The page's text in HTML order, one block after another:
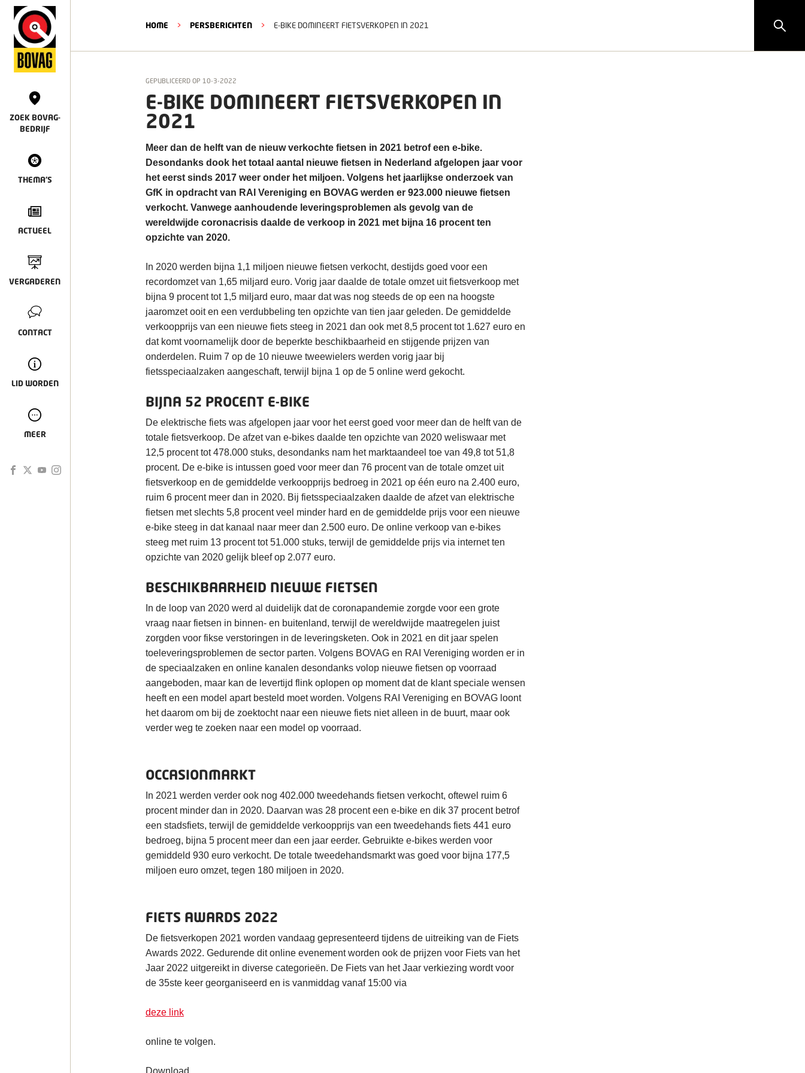
ZOEK BOVAG-
BEDRIJF
THEMA'S
ACTUEEL
VERGADEREN
CONTACT
LID WORDEN
MEER
HOME > PERSBERICHTEN > E-BIKE DOMINEERT FIETSVERKOPEN IN 2021
GEPUBLICEERD OP 10-3-2022
E-BIKE DOMINEERT FIETSVERKOPEN IN
2021
Meer dan de helft van de nieuw verkochte fietsen in 2021 betrof een e-bike.
Desondanks dook het totaal aantal nieuwe fietsen in Nederland afgelopen jaar voor
het eerst sinds 2017 weer onder het miljoen. Volgens het jaarlijkse onderzoek van
GfK in opdracht van RAI Vereniging en BOVAG werden er 923.000 nieuwe fietsen
verkocht. Vanwege aanhoudende leveringsproblemen als gevolg van de
wereldwijde coronacrisis daalde de verkoop in 2021 met bijna 16 procent ten
opzichte van 2020.
In 2020 werden bijna 1,1 miljoen nieuwe fietsen verkocht, destijds goed voor een
recordomzet van 1,65 miljard euro. Vorig jaar daalde de totale omzet uit fietsverkoop met
bijna 9 procent tot 1,5 miljard euro, maar dat was nog steeds de op een na hoogste
jaaromzet ooit en een verdubbeling ten opzichte van tien jaar geleden. De gemiddelde
verkoopprijs van een nieuwe fiets steeg in 2021 dan ook met 8,5 procent tot 1.627 euro en
dat komt voornamelijk door de beperkte beschikbaarheid en stijgende prijzen van
onderdelen. Ruim 7 op de 10 nieuwe tweewielers werden vorig jaar bij
fietsspeciaalzaken aangeschaft, terwijl bijna 1 op de 5 online werd gekocht.
BIJNA 52 PROCENT E-BIKE
De elektrische fiets was afgelopen jaar voor het eerst goed voor meer dan de helft van de
totale fietsverkoop. De afzet van e-bikes daalde ten opzichte van 2020 weliswaar met
12,5 procent tot 478.000 stuks, desondanks nam het marktaandeel toe van 49,8 tot 51,8
procent. De e-bike is intussen goed voor meer dan 76 procent van de totale omzet uit
fietsverkoop en de gemiddelde verkoopprijs bedroeg in 2021 op één euro na 2.400 euro,
ruim 6 procent meer dan in 2020. Bij fietsspeciaalzaken daalde de afzet van elektrische
fietsen met slechts 5,8 procent veel minder hard en de gemiddelde prijs voor een nieuwe
e-bike steeg in dat kanaal naar meer dan 2.500 euro. De online verkoop van e-bikes
steeg met ruim 13 procent tot 51.000 stuks, terwijl de gemiddelde prijs via internet ten
opzichte van 2020 gelijk bleef op 2.077 euro.
BESCHIKBAARHEID NIEUWE FIETSEN
In de loop van 2020 werd al duidelijk dat de coronapandemie zorgde voor een grote
vraag naar fietsen in binnen- en buitenland, terwijl de wereldwijde maatregelen juist
zorgden voor fikse verstoringen in de leveringsketen. Ook in 2021 en dit jaar spelen
toeleveringsproblemen de sector parten. Volgens BOVAG en RAI Vereniging worden er in
de speciaalzaken en online kanalen desondanks volop nieuwe fietsen op voorraad
aangeboden, maar kan de levertijd flink oplopen op moment dat de klant speciale wensen
heeft en een model apart besteld moet worden. Volgens RAI Vereniging en BOVAG loont
het daarom om bij de zoektocht naar een nieuwe fiets niet alleen in de buurt, maar ook
verder weg te zoeken naar een model op voorraad.
OCCASIONMARKT
In 2021 werden verder ook nog 402.000 tweedehands fietsen verkocht, oftewel ruim 6
procent minder dan in 2020. Daarvan was 28 procent een e-bike en dik 37 procent betrof
een stadsfiets, terwijl de gemiddelde verkoopprijs van een tweedehands fiets 441 euro
bedroeg, bijna 5 procent meer dan een jaar eerder. Gebruikte e-bikes werden voor
gemiddeld 930 euro verkocht. De totale tweedehandsmarkt was goed voor bijna 177,5
miljoen euro omzet, tegen 180 miljoen in 2020.
FIETS AWARDS 2022
De fietsverkopen 2021 worden vandaag gepresenteerd tijdens de uitreiking van de Fiets
Awards 2022. Gedurende dit online evenement worden ook de prijzen voor Fiets van het
Jaar 2022 uitgereikt in diverse categorieën. De Fiets van het Jaar verkiezing wordt voor
de 35ste keer georganiseerd en is vanmiddag vanaf 15:00 via
deze link
online te volgen.
Download